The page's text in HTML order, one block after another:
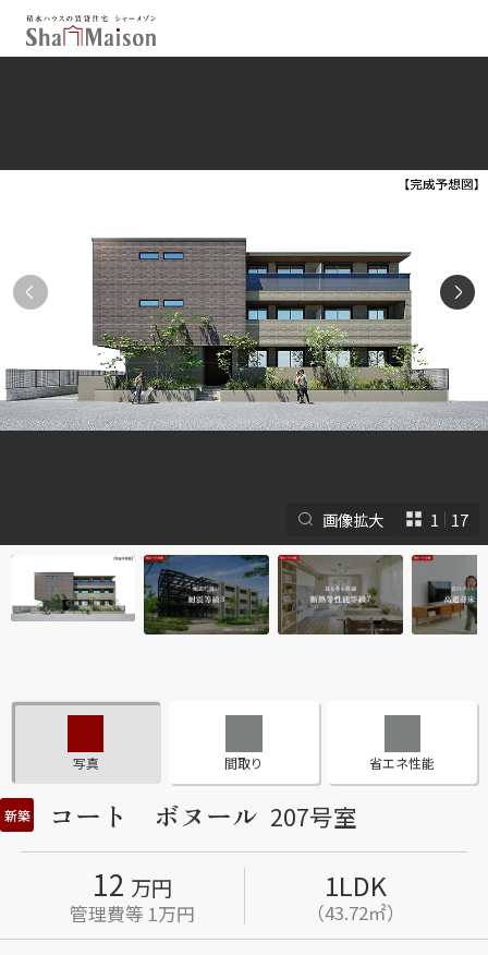
北海道 東北
関西
中国・四国
市区郡・路線・駅から探す
通勤・通学時間から探す
地図から探す
シャーメゾンとは
シャーメゾンセレクショ
ルームツアー
画像拡大 1 17
写真 間取り 省エネ性能
新築 コート ボヌール 207号室
12 万円
管理費等 1万円
1LDK
（43.72㎡）